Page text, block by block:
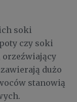
soki
czy soki
dużo
stanowią